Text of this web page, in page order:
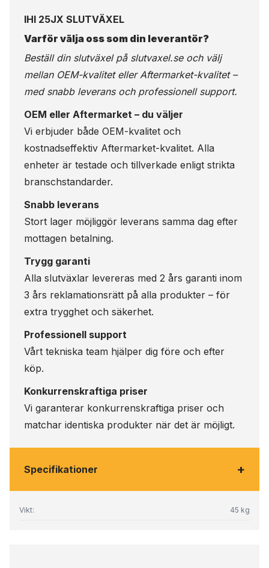
IHI 25JX SLUTVÄXEL
Varför välja oss som din leverantör?
Beställ din slutväxel på slutvaxel.seoch välj
mellan OEM-kvalitet eller Aftermarket-kvalitet –
med snabb leverans och professionell support.
OEM eller Aftermarket – du väljer
Vi erbjuder både OEM-kvalitet och
kostnadseffektiv Aftermarket-kvalitet. Alla
enheter är testade och tillverkade enligt strikta
branschstandarder.
Snabb leverans
Stort lager möjliggör leverans samma dag efter
mottagen betalning.
Trygg garanti
Alla slutväxlar levereras med 2 års garanti inom
3 års reklamationsrätt på alla produkter – för
extra trygghet och säkerhet.
Professionell support
Vårt tekniska team hjälper dig före och efter
köp.
Konkurrenskraftiga priser
Vi garanterar konkurrenskraftiga priser och
matchar identiska produkter när det är möjligt.
Specifikationer +
Vikt: 45 kg